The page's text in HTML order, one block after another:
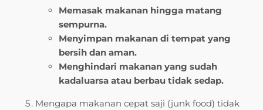
Memasak makanan hingga matang
sempurna.
Menyimpan makanan di tempat yang
bersih dan aman.
Menghindari makanan yang sudah
kadaluarsa atau berbau tidak sedap.
Mengapa makanan cepat saji (junk food) tidak